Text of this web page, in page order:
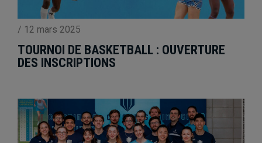
/ 12 mars 2025
TOURNOI DE BASKETBALL : OUVERTURE
DES INSCRIPTIONS